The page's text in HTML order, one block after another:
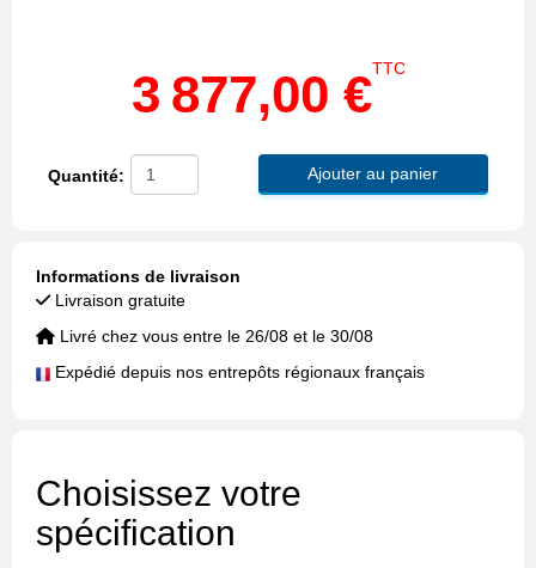
3 877,00 €TTC
Quantité: Ajouter au panier
Choisissez votre
spécification
Informations de livraison
Livraison gratuite
Livré chez vous entre le 26/08 et le 30/08
Expédié depuis nos entrepôts régionaux français